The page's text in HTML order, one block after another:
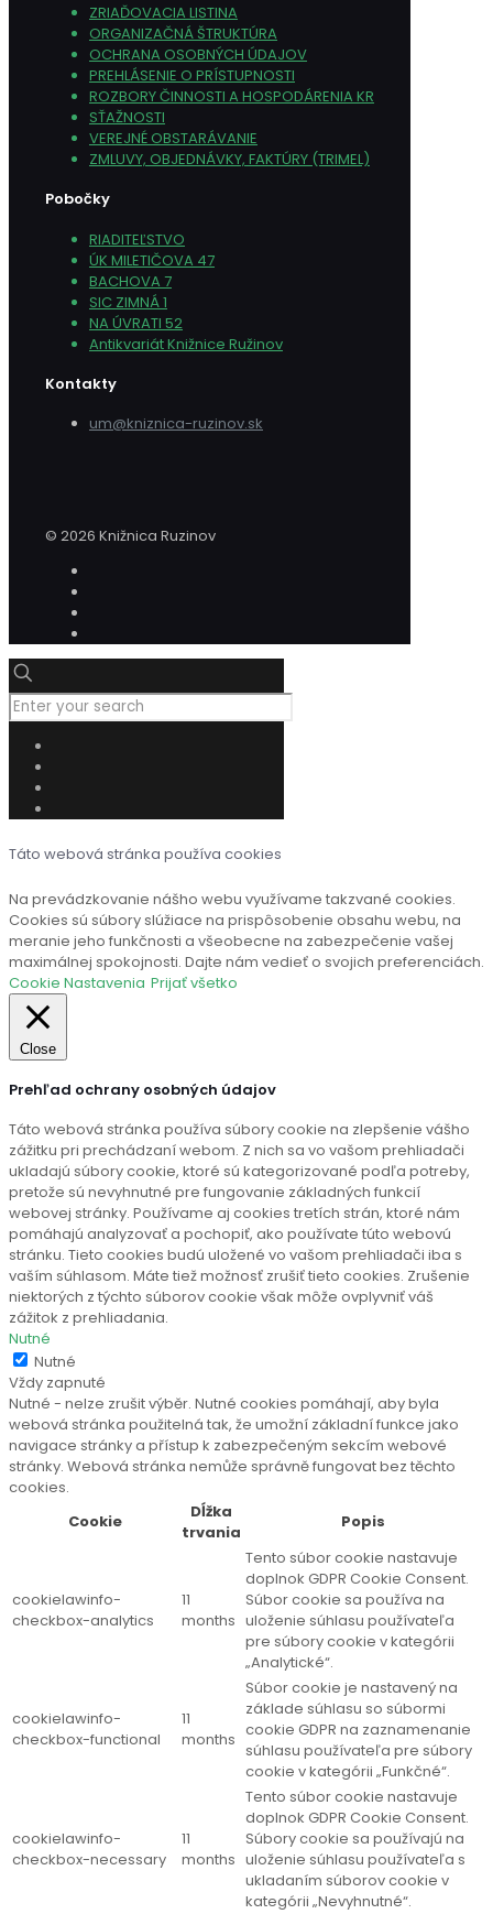
ZRIAĎOVACIA LISTINA
ORGANIZAČNÁ ŠTRUKTÚRA
OCHRANA OSOBNÝCH ÚDAJOV
PREHLÁSENIE O PRÍSTUPNOSTI
ROZBORY ČINNOSTI A HOSPODÁRENIA KR
SŤAŽNOSTI
VEREJNÉ OBSTARÁVANIE
ZMLUVY, OBJEDNÁVKY, FAKTÚRY (TRIMEL)
Pobočky
RIADITEĽSTVO
ÚK MILETIČOVA 47
BACHOVA 7
SIC ZIMNÁ 1
NA ÚVRATI 52
Antikvariát Knižnice Ružinov
Kontakty
um@kniznica-ruzinov.sk
© 2026 Knižnica Ruzinov
Táto webová stránka používa cookies
Na prevádzkovanie nášho webu využívame takzvané cookies.
Cookies sú súbory slúžiace na prispôsobenie obsahu webu, na
meranie jeho funkčnosti a všeobecne na zabezpečenie vašej
maximálnej spokojnosti. Dajte nám vedieť o svojich preferenciách.
Cookie Nastavenia Prijať všetko
Close
Prehľad ochrany osobných údajov
Táto webová stránka používa súbory cookie na zlepšenie vášho
zážitku pri prechádzaní webom. Z nich sa vo vašom prehliadači
ukladajú súbory cookie, ktoré sú kategorizované podľa potreby,
pretože sú nevyhnutné pre fungovanie základných funkcií
webovej stránky. Používame aj cookies tretích strán, ktoré nám
pomáhajú analyzovať a pochopiť, ako používate túto webovú
stránku. Tieto cookies budú uložené vo vašom prehliadači iba s
vaším súhlasom. Máte tiež možnosť zrušiť tieto cookies. Zrušenie
niektorých z týchto súborov cookie však môže ovplyvniť váš
zážitok z prehliadania.
Nutné
Nutné
Vždy zapnuté
Nutné - nelze zrušit výběr. Nutné cookies pomáhají, aby byla
webová stránka použitelná tak, že umožní základní funkce jako
navigace stránky a přístup k zabezpečeným sekcím webové
stránky. Webová stránka nemůže správně fungovat bez těchto
cookies.
Cookie
Dĺžka
trvania
Popis
cookielawinfo-
checkbox-analytics
11
months
Tento súbor cookie nastavuje
doplnok GDPR Cookie Consent.
Súbor cookie sa používa na
uloženie súhlasu používateľa
pre súbory cookie v kategórii
„Analytické“.
cookielawinfo-
checkbox-functional
11
months
Súbor cookie je nastavený na
základe súhlasu so súbormi
cookie GDPR na zaznamenanie
súhlasu používateľa pre súbory
cookie v kategórii „Funkčné“.
cookielawinfo-
checkbox-necessary
11
months
Tento súbor cookie nastavuje
doplnok GDPR Cookie Consent.
Súbory cookie sa používajú na
uloženie súhlasu používateľa s
ukladaním súborov cookie v
kategórii „Nevyhnutné“.